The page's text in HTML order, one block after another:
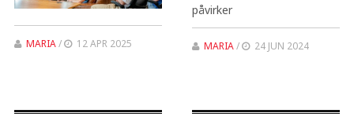
MARIA/ 12 APR 2025
påvirker
MARIA/ 24 JUN 2024